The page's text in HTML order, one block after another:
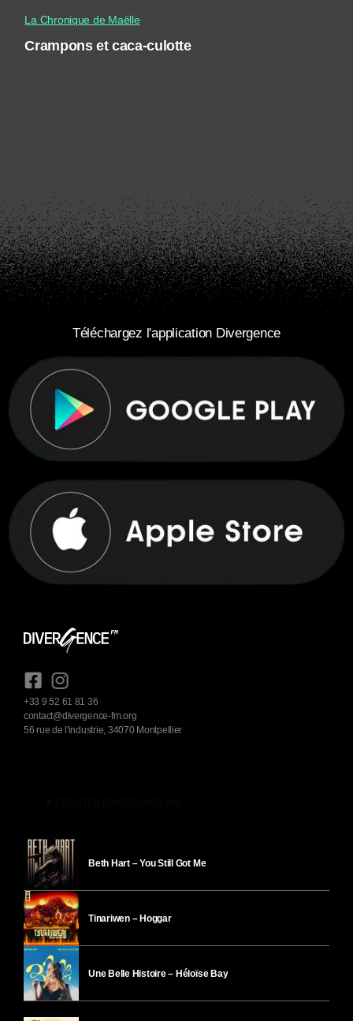
La Chronique de Maëlle
Crampons et caca-culotte
Téléchargez l'application Divergence
+33 9 52 61 81 36
contact@divergence-fm.org
56 rue de l'industrie, 34070 Montpellier
Beth Hart – You Still Got Me
Tinariwen – Hoggar
Une Belle Histoire – Héloïse Bay